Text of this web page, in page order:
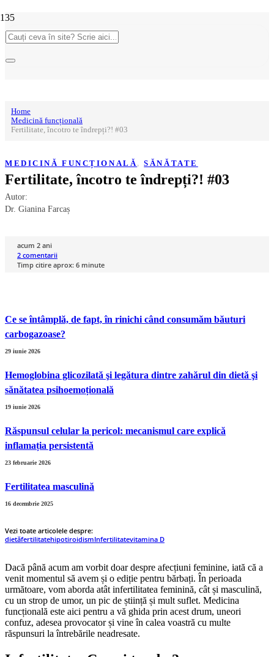
Home
Medicină funcțională
Fertilitate, încotro te îndrepți?! #03
MEDICINĂ FUNCȚIONALĂ,SĂNĂTATE
Fertilitate, încotro te îndrepți?! #03
Autor:
Dr. Gianina Farcaș
acum 2 ani
2 comentarii
Timp citire aprox: 6 minute
Ce se întâmplă, de fapt, în rinichi când consumăm băuturi
carbogazoase?
29 iunie 2026
Hemoglobina glicozilată şi legătura dintre zahărul din dietă şi
sănătatea psihoemoțională
19 iunie 2026
Răspunsul celular la pericol: mecanismul care explică
inflamația persistentă
23 februarie 2026
Fertilitatea masculină
16 decembrie 2025
Vezi toate articolele despre:
dietăfertilitatehipotiroidismInfertilitatevitamina D
Dacă până acum am vorbit doar despre afecțiuni feminine, iată că a
venit momentul să avem și o ediție pentru bărbați. În perioada
următoare, vom aborda atât infertilitatea feminină, cât și masculină,
cu un strop de umor, un pic de știință și mult suflet. Medicina
funcțională este aici pentru a vă ghida prin acest drum, uneori
confuz, adesea provocator și vine în calea voastră cu multe
răspunsuri la întrebările neadresate.